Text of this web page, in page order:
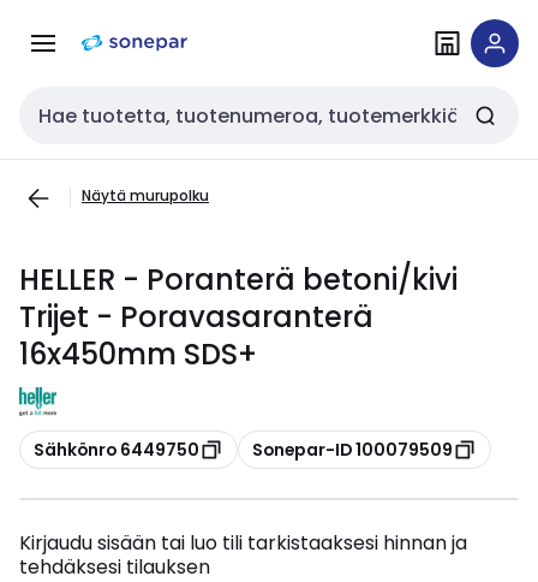
navigointiinsisältöön
Haku
Näytä murupolku
HELLER - Poranterä betoni/kivi
Trijet - Poravasaranterä
16x450mm SDS+
Kopioi
Sähkönro 6449750 Kopioi
Sonepar-ID 100079509
Kirjaudu sisään tai luo tili tarkistaaksesi hinnan ja
tehdäksesi tilauksen